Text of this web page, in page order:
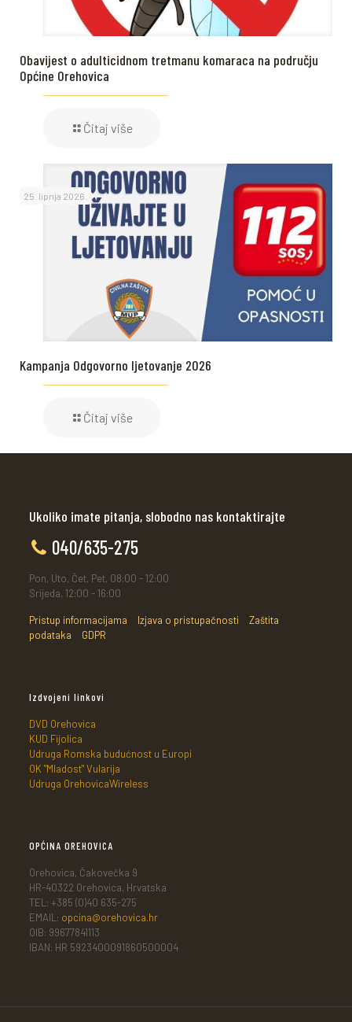
Obavijest o adulticidnom tretmanu komaraca na području
Općine Orehovica
Čitaj više
25. lipnja 2026.
Kampanja Odgovorno ljetovanje 2026
Čitaj više
Ukoliko imate pitanja, slobodno nas kontaktirajte
040/635-275
Pon, Uto, Čet, Pet, 08:00 - 12:00
Srijeda, 12:00 - 16:00
Pristup informacijama Izjava o pristupačnosti
Zaštita
podataka
GDPR
Izdvojeni linkovi
DVD Orehovica
KUD Fijolica
Udruga Romska budućnost u Europi
OK "Mladost" Vularija
Udruga OrehovicaWireless
OPĆINA OREHOVICA
Orehovica, Čakovečka 9
HR-40322 Orehovica, Hrvatska
TEL: +385 (0)40 635-275
EMAIL: opcina@orehovica.hr
OIB: 99677841113
IBAN: HR 5923400091860500004